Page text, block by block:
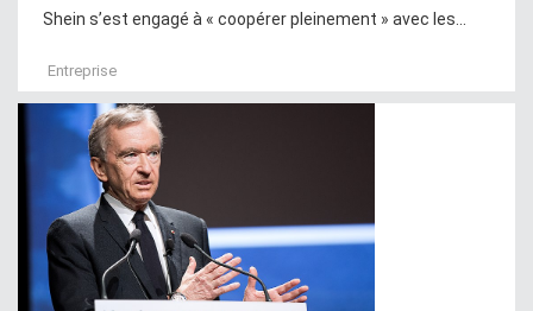
Shein s’est engagé à « coopérer pleinement » avec les...
Entreprise